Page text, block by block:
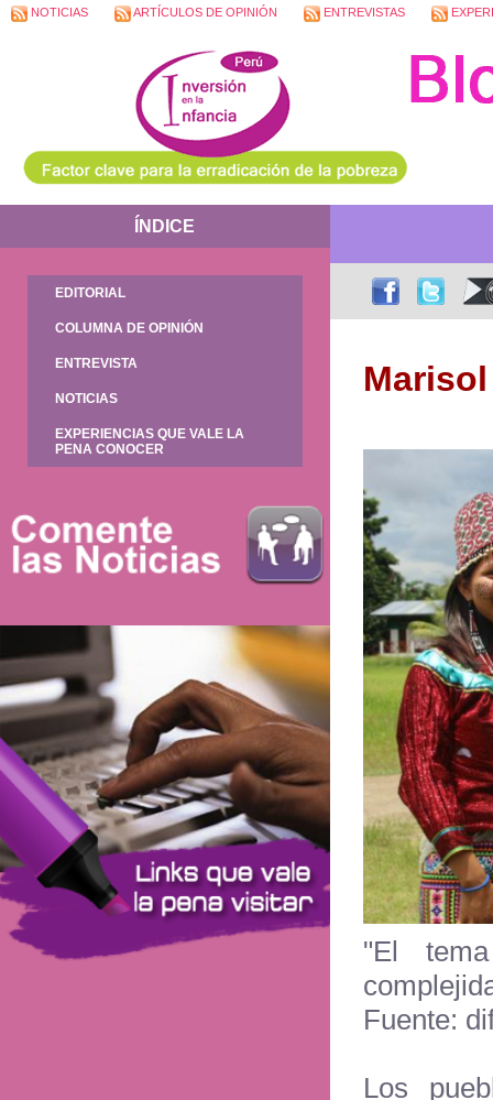
NOTICIAS ARTÍCULOS DE OPINIÓN ENTREVISTAS
ÍNDICE
EDITORIAL
COLUMNA DE OPINIÓN
ENTREVISTA
NOTICIAS
EXPERIENCIAS QUE VALE LA
PENA CONOCER
"El
Fuente:
Los